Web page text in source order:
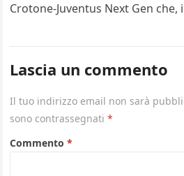
Crotone-Juventus Next Gen
Lascia un commento
Il tuo indirizzo email non sarà
sono contrassegnati*
Commento*